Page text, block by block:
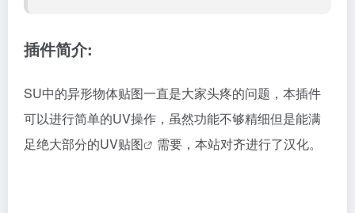
插件简介:
SU中的异形物体贴图一直是大家头疼的问题，本插件
可以进行简单的UV操作，虽然功能不够精细但是能满
足绝大部分的UV贴图 需要，本站对齐进行了汉化。